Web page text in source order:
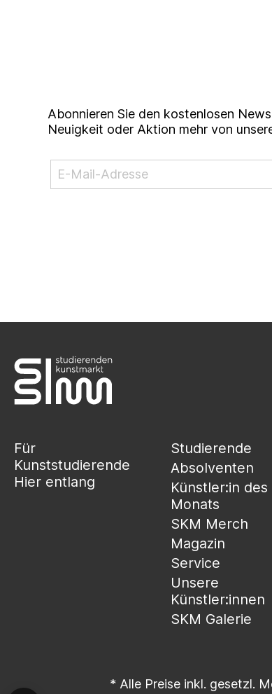
Abonnieren Sie den kostenlosen
Neuigkeit oder Aktion mehr von
Für
Kunststudierende
Hier entlang
Studierende
Absolventen
Künstler:in des
Monats
SKM Merch
Magazin
Service
Unsere
Künstler:innen
SKM Galerie
* Alle Preise inkl. gesetzl.